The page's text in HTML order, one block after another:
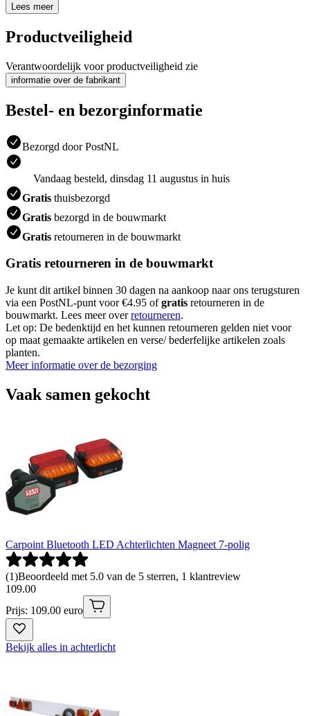
Lees meer
Productveiligheid
Verantwoordelijk voor productveiligheid zie
informatie over de fabrikant
Bestel- en bezorginformatie
Bezorgd door PostNL
Vandaag besteld, dinsdag 11 augustus in huis
Gratis thuisbezorgd
Gratis bezorgd in de bouwmarkt
Gratis retourneren in de bouwmarkt
Gratis retourneren in de bouwmarkt
Je kunt dit artikel binnen 30 dagen na aankoop naar ons terugsturen
via een PostNL-punt voor €4.95 ofgratis retourneren in de
bouwmarkt. Lees meer overretourneren.
Let op: De bedenktijd en het kunnen retourneren gelden niet voor
op maat gemaakte artikelen en verse/ bederfelijke artikelen zoals
planten.
Meer informatie over de bezorging
Vaak samen gekocht
Carpoint Bluetooth LED Achterlichten Magneet 7-polig
(1)Beoordeeld met 5.0 van de 5 sterren, 1 klantreview
109.00
Prijs: 109.00 euro
Bekijk alles in achterlicht